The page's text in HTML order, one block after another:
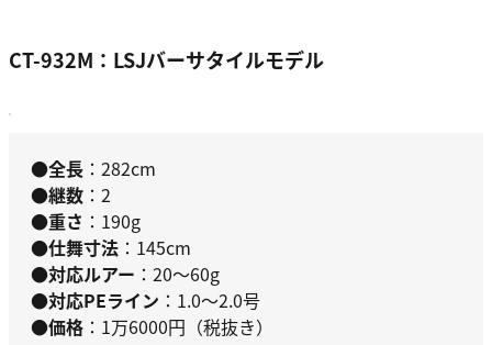
CT-932M：LSJバーサタイルモデル
●全長 ：282cm
●継数 ：2
●重さ ：190g
●仕舞寸法 ：145cm
●対応ルアー ：20～60g
●対応PEライン ：1.0～2.0号
●価格 ：1万6000円（税抜き）